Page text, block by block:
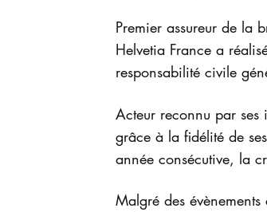
Premier assureur de la
Helvetia France a
responsabilité civile
Acteur reconnu par ses
grâce à la fidélité de
année consécutive, la
Malgré des